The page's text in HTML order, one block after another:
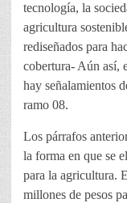
tecnología, la
agricultura
rediseñados para
cobertura- Aún así,
hay señalamientos
ramo 08.
Los párrafos
la forma en que se
para la agricultura.
millones de pesos